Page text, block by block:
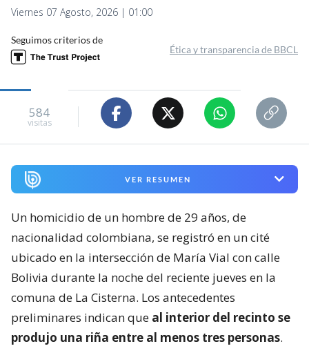
Viernes 07 Agosto, 2026 | 01:00
Seguimos criterios de
Ética y transparencia de BBCL
584
visitas
VER RESUMEN
Un homicidio de un hombre de 29 años, de
nacionalidad colombiana, se registró en un cité
ubicado en la intersección de María Vial con calle
Bolivia durante la noche del reciente jueves en la
comuna de La Cisterna. Los antecedentes
preliminares indican que al interior del recinto se
produjo una riña entre al menos tres personas.